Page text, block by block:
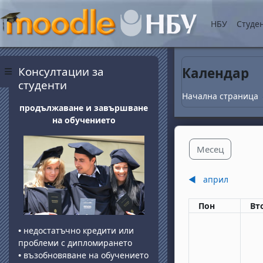
Прескочи на
Страничен панел
НБУ
Календар
Начална страница
Месец
◀︎ април
Понеделник
Пон
Блокове
Консултации за
студенти
продължаване и завършване
на обучението
• недостатъчно кредити или
проблеми с дипломирането
• възобновяване на обучението